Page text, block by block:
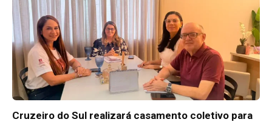
Cruzeiro do Sul realizará casamento coletivo para